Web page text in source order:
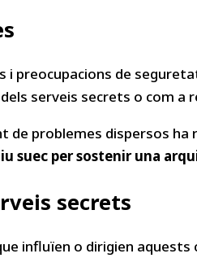
preocupacions de
serveis secrets o com
de problemes dispersos
suec per sostenir una
secrets
influïen o dirigien